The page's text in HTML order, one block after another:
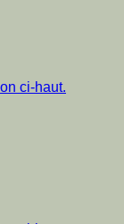
ci-haut.